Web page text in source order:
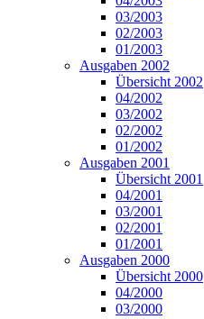
03/2003
02/2003
01/2003
Ausgaben 2002
Übersicht 2002
04/2002
03/2002
02/2002
01/2002
Ausgaben 2001
Übersicht 2001
04/2001
03/2001
02/2001
01/2001
Ausgaben 2000
Übersicht 2000
04/2000
03/2000